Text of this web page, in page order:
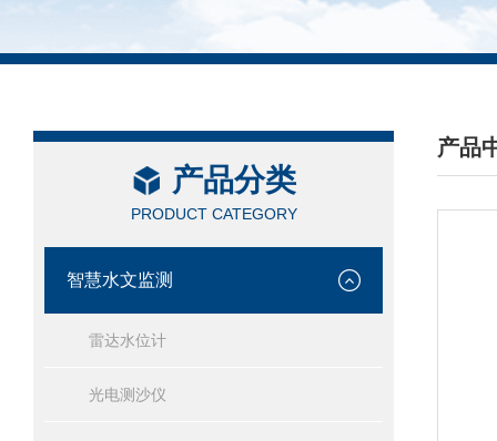
产品分类
PRODUCT CATEGORY
智慧水文监测
雷达水位计
光电测沙仪
产品
/